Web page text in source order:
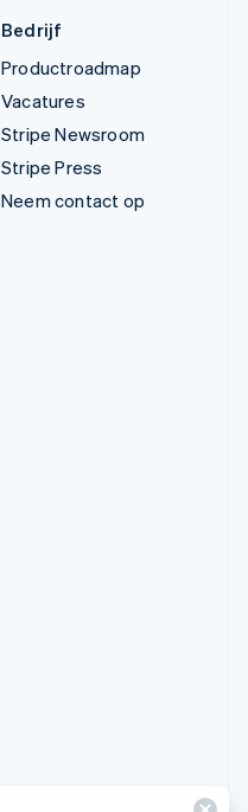
Bedrijf
Productroadmap
Vacatures
Stripe Newsroom
Stripe Press
Neem contact op